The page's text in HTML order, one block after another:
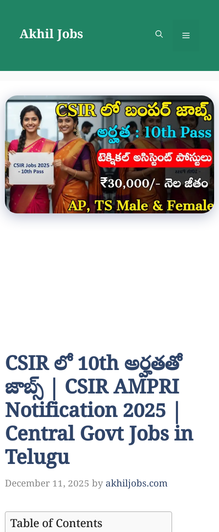
contentAkhil Jobs Menu
CSIR లో 10th అర్హతతో
జాబ్స్ | CSIR AMPRI
Notification 2025 |
Central Govt Jobs in
Telugu
December 11, 2025 by akhiljobs.com
Table of Contents